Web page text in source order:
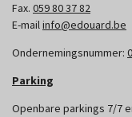
Fax. 059 80 37 82
E-mailinfo@edouard.be
Ondernemingsnummer:
Parking
Openbare parkings 7/7